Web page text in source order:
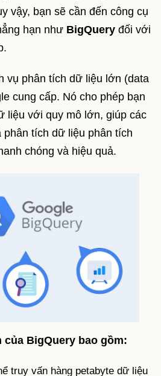
vậy, bạn sẽ cần đến công cụ
hạn như BigQuery đối với
vụ phân tích dữ liệu lớn (data
cung cấp. Nó cho phép bạn
liệu với quy mô lớn, giúp các
phân tích dữ liệu phân tích
chóng và hiệu quả.
của BigQuery bao gồm:
truy vấn hàng petabyte dữ liệu